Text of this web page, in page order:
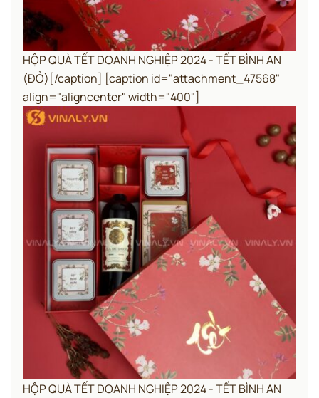
HỘP QUÀ TẾT DOANH NGHIỆP 2024 - TẾT BÌNH AN
(ĐỎ)[/caption] [caption id="attachment_47568"
align="aligncenter" width="400"]
HỘP QUÀ TẾT DOANH NGHIỆP 2024 - TẾT BÌNH AN